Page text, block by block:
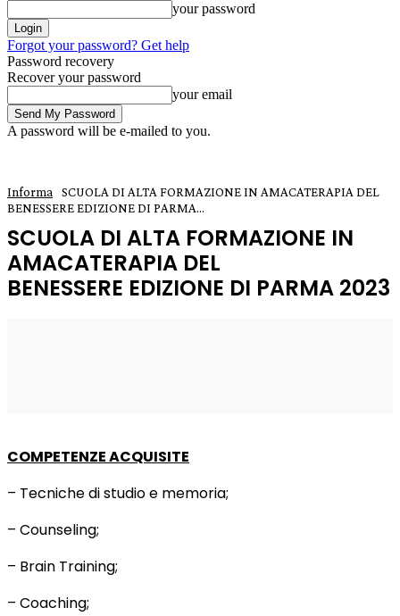
your password
Forgot your password? Get help
Password recovery
Recover your password
your email
A password will be e-mailed to you.
Informa
SCUOLA DI ALTA FORMAZIONE IN AMACATERAPIA DEL
BENESSERE EDIZIONE DI PARMA...
SCUOLA DI ALTA FORMAZIONE IN
AMACATERAPIA DEL
BENESSERE EDIZIONE DI PARMA 2023
COMPETENZE ACQUISITE
– Tecniche di studio e memoria;
– Counseling;
– Brain Training;
– Coaching;